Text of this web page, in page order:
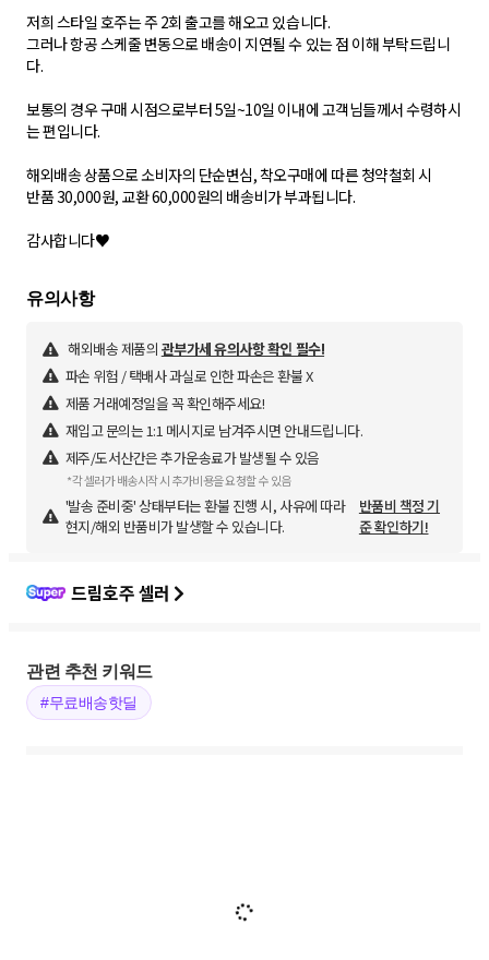
저희 스타일 호주는 주 2회 출고를 해오고 있습니다.
그러나 항공 스케줄 변동으로 배송이 지연될 수 있는 점 이해 부탁드립니
다.
​보통의 경우 구매 시점으로부터 5일~10일 이내에 고객님들께서 수령하시
는 편입니다.
해외배송 상품으로 소비자의 단순변심, 착오구매에 따른 청약철회 시
반품 30,000원, 교환 60,000원의 배송비가 부과됩니다.
감사합니다♥
유의사항
해외배송 제품의 관부가세 유의사항 확인 필수!
파손 위험 / 택배사 과실로 인한 파손은 환불 X
제품 거래예정일을 꼭 확인해주세요!
재입고 문의는 1:1 메시지로 남겨주시면 안내드립니다.
제주/도서산간은 추가운송료가 발생될 수 있음
*각 셀러가 배송시작 시 추가비용을 요청할 수 있음
'발송 준비중' 상태부터는 환불 진행 시, 사유에 따라
현지/해외 반품비가 발생할 수 있습니다.
반품비 책정 기
준 확인하기!
드림호주 셀러
관련 추천 키워드
#무료배송핫딜